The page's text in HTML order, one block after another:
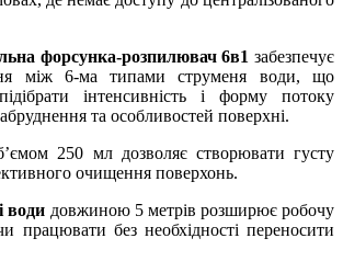
форсунка-розпилювач 6в1 забезпечує
між 6-ма типами струменя води, що
інтенсивність і форму потоку
та особливостей поверхні.
250 мл дозволяє створювати густу
очищення поверхонь.
води довжиною 5 метрів розширює робочу
працювати без необхідності переносити